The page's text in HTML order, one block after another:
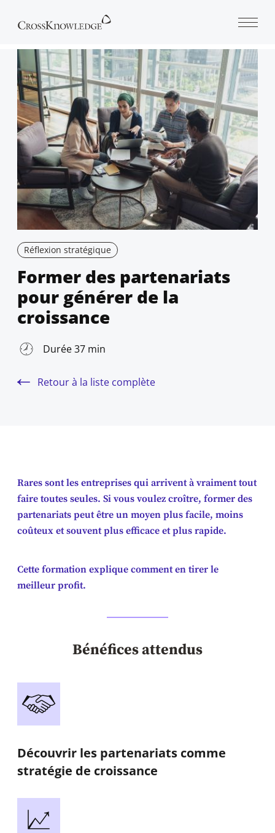
Réflexion stratégique
Former des partenariats
pour générer de la
croissance
Durée 37 min
Retour à la liste complète
Rares sont les entreprises qui arrivent à vraiment tout
faire toutes seules. Si vous voulez croître, former des
partenariats peut être un moyen plus facile, moins
coûteux et souvent plus efficace et plus rapide.
Cette formation explique comment en tirer le
meilleur profit.
Bénéfices attendus
Découvrir les partenariats comme
stratégie de croissance